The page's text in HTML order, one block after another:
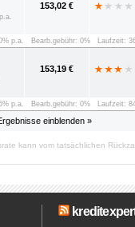
einblenden »
153,02 €
p.a. Bearb.gebühr: 0% Laufzeit:
153,19 €
p.a. Bearb.gebühr: 0% Laufzeit:
kann vom tatsächlichen